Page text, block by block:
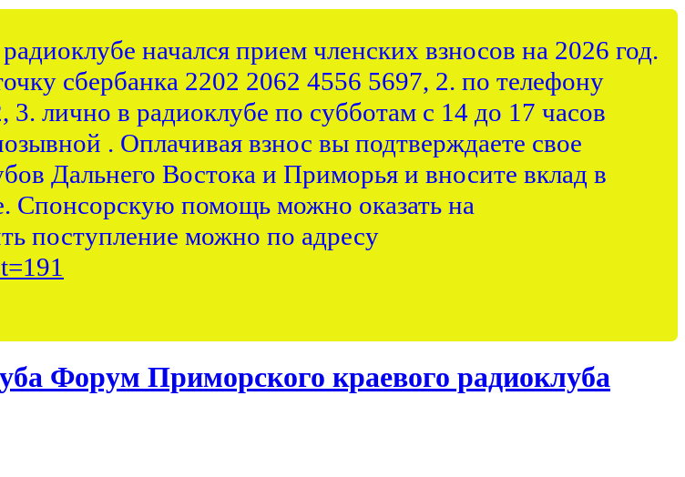
начался прием членских взносов на 2026 год.
сбербанка 2202 2062 4556 5697, 2. по телефону
3. лично в радиоклубе по субботам с 14 до 17 часов
. Оплачивая взнос вы подтверждаете свое
Дальнего Востока и Приморья и вносите вклад в
Спонсорскую помощь можно оказать на
поступление можно по адресу
Форум Приморского краевого радиоклуба